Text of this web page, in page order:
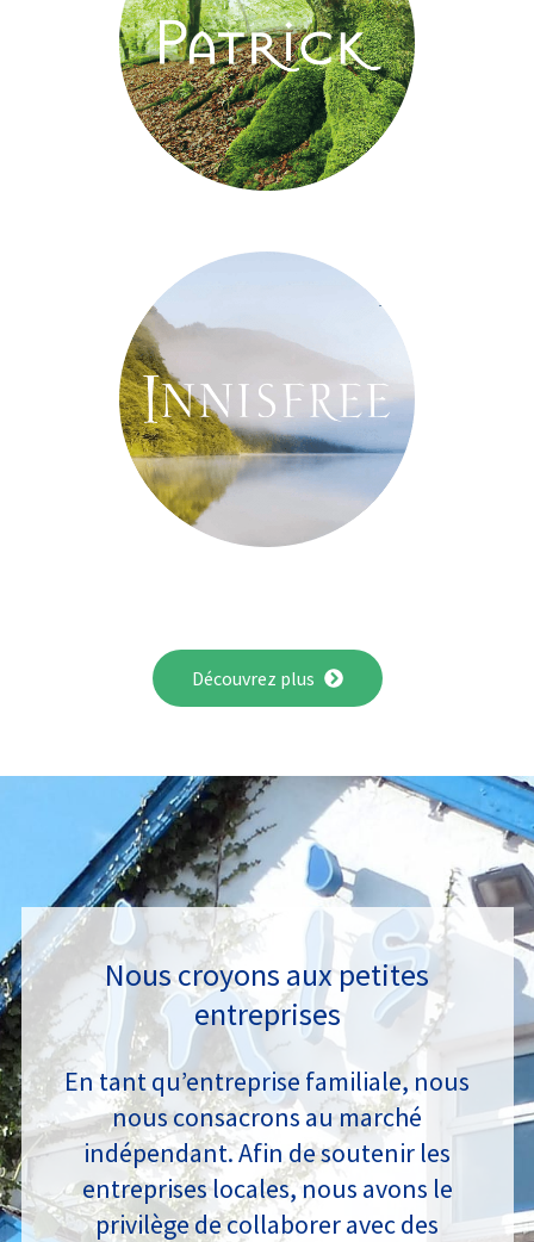
Découvrez plus
Nous croyons aux petites
entreprises
En tant qu’entreprise familiale, nous
nous consacrons au marché
indépendant. Afin de soutenir les
entreprises locales, nous avons le
privilège de collaborer avec des